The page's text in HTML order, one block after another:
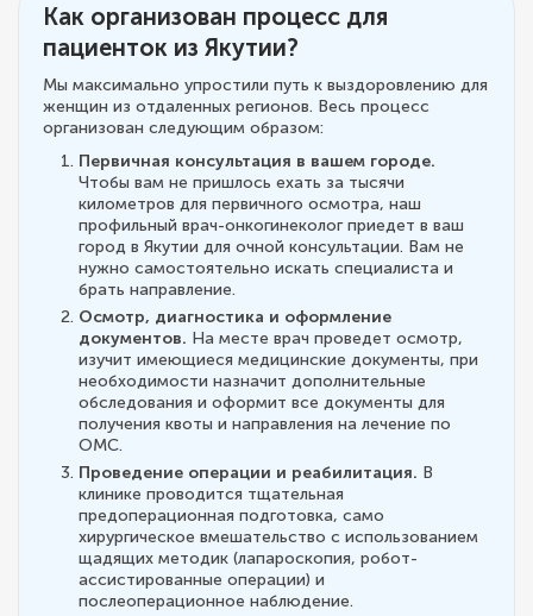
Как организован процесс для
пациенток из Якутии?
Мы максимально упростили путь к выздоровлению для
женщин из отдаленных регионов. Весь процесс
организован следующим образом:
Первичная консультация в вашем городе.
Чтобы вам не пришлось ехать за тысячи
километров для первичного осмотра, наш
профильный врач-онкогинеколог приедет в ваш
город в Якутии для очной консультации. Вам не
нужно самостоятельно искать специалиста и
брать направление.
Осмотр, диагностика и оформление
документов. На месте врач проведет осмотр,
изучит имеющиеся медицинские документы, при
необходимости назначит дополнительные
обследования и оформит все документы для
получения квоты и направления на лечение по
ОМС.
Проведение операции и реабилитация. В
клинике проводится тщательная
предоперационная подготовка, само
хирургическое вмешательство с использованием
щадящих методик (лапароскопия, робот-
ассистированные операции) и
послеоперационное наблюдение.